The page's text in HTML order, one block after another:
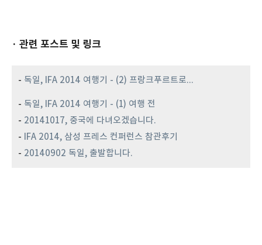
· 관련 포스트 및 링크
- 독일, IFA 2014 여행기 - (2) 프랑크푸르트로...
- 독일, IFA 2014 여행기 - (1) 여행 전
- 20141017, 중국에 다녀오겠습니다.
- IFA 2014, 삼성 프레스 컨퍼런스 참관후기
- 20140902 독일, 출발합니다.